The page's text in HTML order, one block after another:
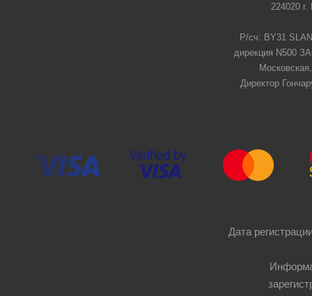
224020
Р/сч: BY31
дирекция N500
Директор
Дата